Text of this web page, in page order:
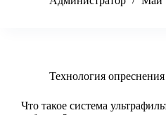
Технология опреснения
Что такое система